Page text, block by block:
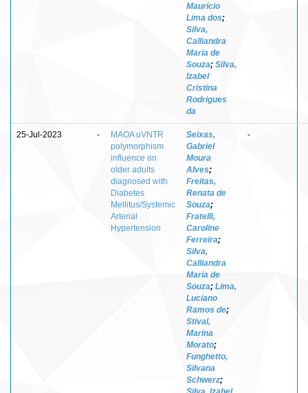
Maurício
Lima dos;
Silva,
Calliandra
Maria de
Souza; Silva,
Izabel
Cristina
Rodrigues
da
25-Jul-2023 -
MAOA uVNTR
polymorphism
influence on
older adults
diagnosed with
Diabetes
Mellitus/Systemic
Arterial
Hypertension
Seixas,
Gabriel
Moura
Alves;
Freitas,
Renata de
Souza;
Fratelli,
Caroline
Ferreira;
Silva,
Calliandra
Maria de
Souza; Lima,
Luciano
Ramos de;
Stival,
Marina
Morato;
Funghetto,
Silvana
Schwerz;
-